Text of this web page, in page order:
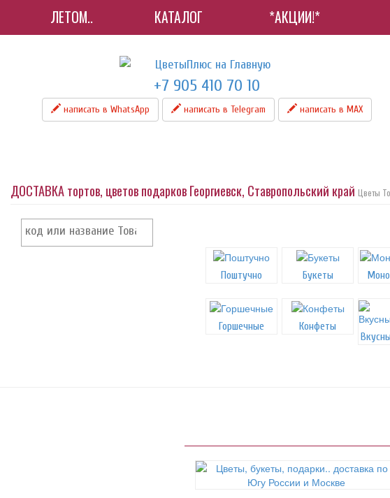
ЛЕТОМ.. КАТАЛОГ *АКЦИИ!*
+7 905 410 70 10
написать в WhatsApp написать в Telegram написать в МАХ
ДОСТАВКА тортов, цветов подарков Георгиевск, Ставропольский край Цветы
Поштучно Букеты
Горшечные
Конфеты